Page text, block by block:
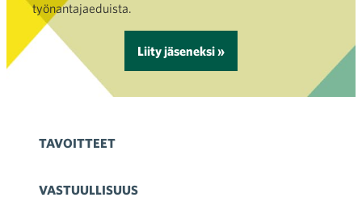
työnantajaeduista.
Liity jäseneksi »
TAVOITTEET
VASTUULLISUUS